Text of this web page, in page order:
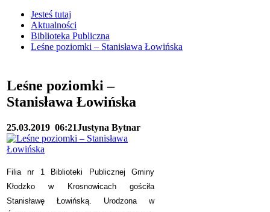
Jesteś tutaj
Aktualności
Biblioteka Publiczna
Leśne poziomki – Stanisława Łowińska
Leśne poziomki –
Stanisława Łowińska
25.03.2019 06:21Justyna Bytnar
Filia nr 1 Biblioteki Publicznej Gminy
Kłodzko w Krosnowicach gościła
Stanisławę Łowińską. Urodzona w